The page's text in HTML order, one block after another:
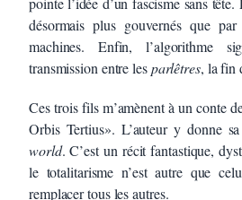
désormais plus gouvernés que
machines. Enfin, l’algorithme
transmission entre lesparlêtres, la fin
Ces trois fils m’amènent à un conte
Orbis Tertius». L’auteur y donne
world. C’est un récit fantastique,
le totalitarisme n’est autre que
remplacer tous les autres.